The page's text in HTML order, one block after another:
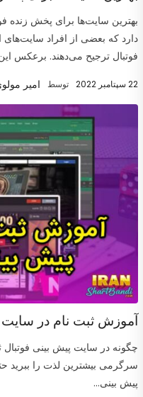
بهترین سایت‌ها برای پخش زنده
دارد که بعضی از افراد
فوتبال ترجیح می‌دهند. برعکس
22 سپتامبر 2022 توسط امیر
آموزش ثبت نام در سایت
چگونه در سایت پیش بینی فوتبال
سرگرمی بیشترین لذت را
پیش بینی...